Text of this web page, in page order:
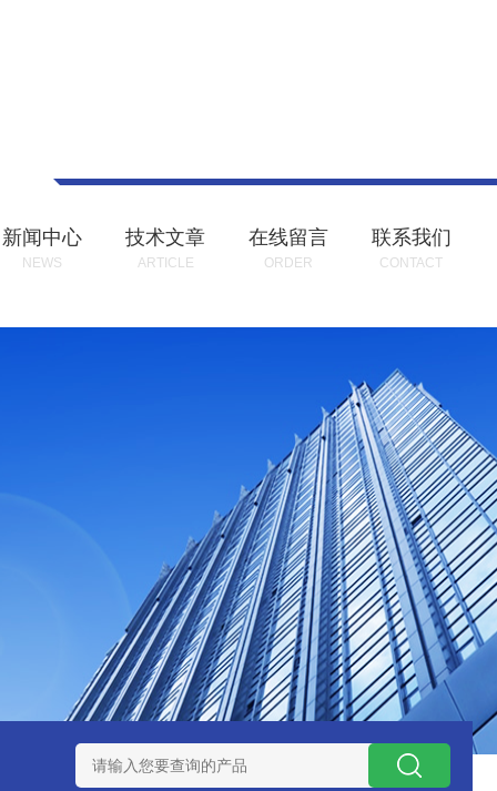
新闻中心
NEWS
技术文章
ARTICLE
在线留言
ORDER
联系我们
CONTACT
白色19规格塑料鲍尔环 耐高温 散装填料 蜂窝陶瓷